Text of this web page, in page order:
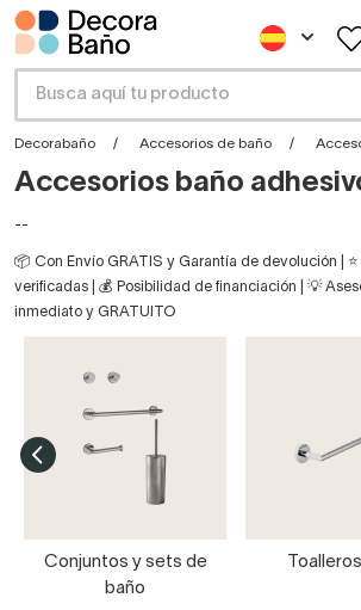
Decorabaño Accesorios de baño
Accesorios baño
--
📦 Con Envío GRATIS y Garantía de devolución |
verificadas | 💰 Posibilidad de financiación | 💡
inmediato y GRATUITO
Conjuntos y sets de
baño